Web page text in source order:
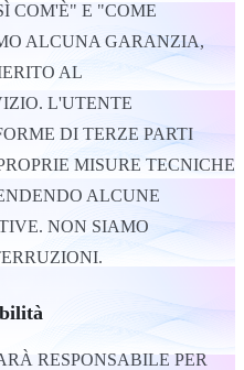
COM'È" E "COME
ALCUNA GARANZIA,
AL
L'UTENTE
DI TERZE PARTI
MISURE TECNICHE
ALCUNE
NON SIAMO
RESPONSABILE PER